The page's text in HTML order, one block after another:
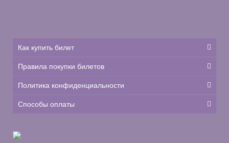
Как купить билет
Правила покупки билетов
Политика конфиденциальности
Способы оплаты